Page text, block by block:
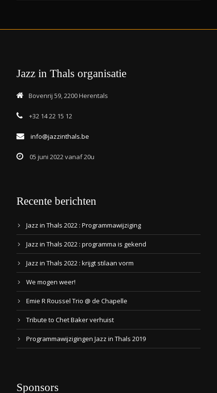
Jazz in Thals organisatie
Bovenrij 59, 2200 Herentals
+32 14 22 15 12
info@jazzinthals.be
05 juni 2022 vanaf 20u
Recente berichten
Jazz in Thals 2022 : Programmawijziging
Jazz in Thals 2022 : programma is gekend
Jazz in Thals 2022 : krijgt stilaan vorm
We mogen weer!
Emie R Roussel Trio @ de Chapelle
Tribute to Chet Baker verhuist
Programmawijzigingen Jazz in Thals 2019
Sponsors